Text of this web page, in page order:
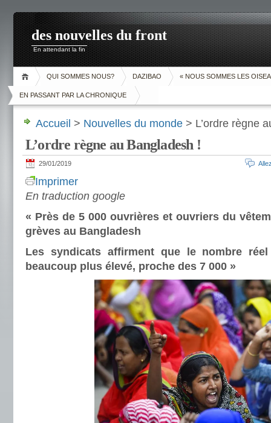
des nouvelles du front
En attendant la fin
QUI SOMMES NOUS? DAZIBAO « NOUS SOMMES LES
EN PASSANT PAR LA CHRONIQUE
Accueil > Nouvelles du monde > L’ordre règne
L’ordre règne au Bangladesh !
29/01/2019
Imprimer
En traduction google
« Près de 5 000 ouvrières et ouvriers du
grèves au Bangladesh
Les syndicats affirment que le nombre
beaucoup plus élevé, proche des 7 000 »